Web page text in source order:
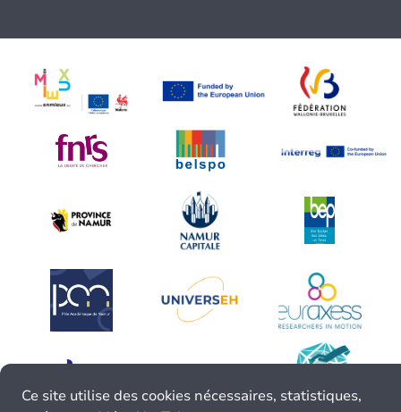
Ce site utilise des cookies nécessaires, statistiques,